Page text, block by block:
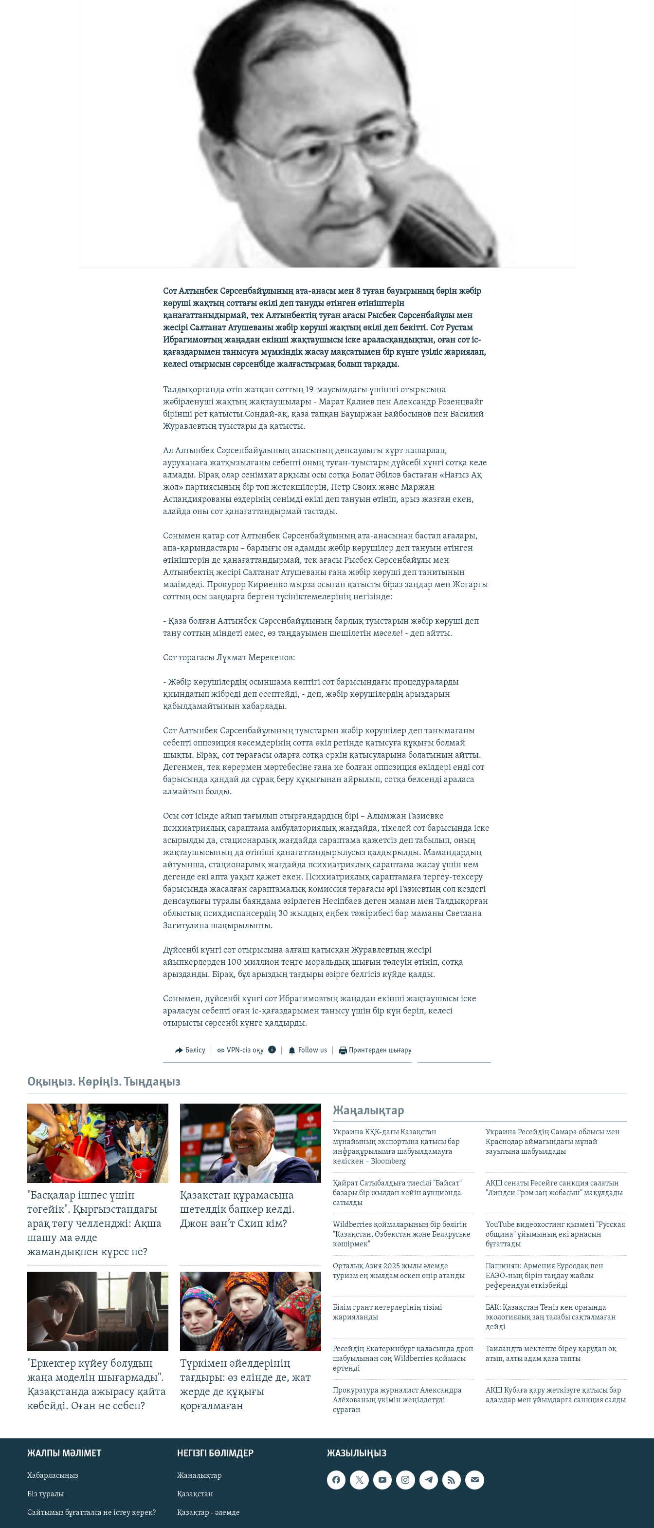
Русский
Сот Алтынбек Сәрсенбайұлының ата-анасы мен 8 туған бауырының бәрін жәбір
көруші жақтың соттағы өкілі деп тануды өтінген өтініштерін
қанағаттаныдырмай, тек Алтынбектің туған ағасы Рысбек Сәрсенбайұлы мен
жесірі Салтанат Атушеваны жәбір көруші жақтың өкілі деп бекітті. Сот Рустам
Ибрагимовтың жаңадан екінші жақтаушысы іске араласқандықтан, оған сот іс-
қағаздарымен танысуға мүмкіндік жасау мақсатымен бір күнге үзіліс жариялап,
келесі отырысын сәрсенбіде жалғастырмақ болып тарқады.
Талдықорғанда өтіп жатқан соттың 19-маусымдағы үшінші отырысына
жәбірленуші жақтың жақтаушылары - Марат Қалиев пен Александр Розенцвайг
бірінші рет қатысты.Сондай-ақ, қаза тапқан Бауыржан Байбосынов пен Василий
Журавлевтың туыстары да қатысты.
Ал Алтынбек Сәрсенбайұлының анасының денсаулығы күрт нашарлап,
ауруханаға жатқызылғаны себепті оның туған-туыстары дүйсебі күнгі сотқа келе
алмады. Бірақ олар сенімхат арқылы осы сотқа Болат Әбілов бастаған «Нағыз Ақ
жол» партиясының бір топ жетекшілерін, Петр Своик және Маржан
Аспандиярованы өздерінің сенімді өкілі деп тануын өтініп, арыз жазған екен,
алайда оны сот қанағаттандырмай тастады.
Сонымен қатар сот Алтынбек Сәрсенбайұлының ата-анасынан бастап ағалары,
апа-қарындастары – барлығы он адамды жәбір көрушілер деп тануын өтінген
өтініштерін де қанағаттандырмай, тек ағасы Рысбек Сәрсенбайұлы мен
Алтынбектің жесірі Салтанат Атушеваны ғана жәбір көруші деп танитынын
мәлімдеді. Прокурор Кириенко мырза осыған қатысты біраз заңдар мен Жоғарғы
соттың осы заңдарға берген түсініктемелерінің негізінде:
- Қаза болған Алтынбек Сәрсенбайұлының барлық туыстарын жәбір көруші деп
тану соттың міндеті емес, өз таңдауымен шешілетін мәселе! - деп айтты.
Сот төрағасы Лұхмат Мерекенов:
- Жәбір көрушілердің осыншама көптігі сот барысындағы процедураларды
қиындатып жібреді деп есептейді, - деп, жәбір көрушілердің арыздарын
қабылдамайтынын хабарлады.
Сот Алтынбек Сәрсенбайұлының туыстарын жәбір көрушілер деп танымағаны
себепті оппозиция көсемдерінің сотта өкіл ретінде қатысуға құқығы болмай
шықты. Бірақ, сот төрағасы оларға сотқа еркін қатысуларына болатынын айтты.
Дегенмен, тек көрермен мәртебесіне ғана ие болған оппозиция өкілдері енді сот
барысында қандай да сұрақ беру құқығынан айрылып, сотқа белсенді араласа
алмайтын болды.
Осы сот ісінде айып тағылып отырғандардың бірі – Алымжан Газиевке
психиатриялық сараптама амбулаториялық жағдайда, тікелей сот барысында іске
асырылды да, стационарлық жағдайда сараптама қажетсіз деп табылып, оның
жақтаушысының да өтініші қанағаттандырылусыз қалдырылды. Мамандардың
айтуынша, стационарлық жағдайда психиатриялық сараптама жасау үшін кем
дегенде екі апта уақыт қажет екен. Психиатриялық сараптамаға тергеу-тексеру
барысында жасалған сараптамалық комиссия төрағасы әрі Газиевтың сол кездегі
денсаулығы туралы баяндама әзірлеген Несіпбаев деген маман мен Талдықорған
облыстық психдиспансердің 30 жылдық еңбек тәжірибесі бар маманы Светлана
Загитулина шақырылыпты.
Дүйсенбі күнгі сот отырысына алғаш қатысқан Журавлевтың жесірі
айыпкерлерден 100 миллион теңге моральдық шығын төлеуін өтініп, сотқа
арызданды. Бірақ, бұл арыздың тағдыры әзірге белгісіз күйде қалды.
Сонымен, дүйсенбі күнгі сот Ибрагимовтың жаңадан екінші жақтаушысы іске
араласуы себепті оған іс-қағаздарымен танысу үшін бір күн беріп, келесі
отырысты сәрсенбі күнге қалдырды.
Бөлісу VPN-сіз оқу Follow us Принтерден шығару
Оқыңыз. Көріңіз. Тыңдаңыз
"Басқалар ішпес үшін
төгейік". Қырғызстандағы
арақ төгу челленджі: Ақша
шашу ма әлде
жамандықпен күрес пе?
Қазақстан құрамасына
шетелдік бапкер келді.
Джон ван’т Схип кім?
"Еркектер күйеу болудың
жаңа моделін шығармады".
Қазақстанда ажырасу қайта
көбейді. Оған не себеп?
Түркімен әйелдерінің
тағдыры: өз елінде де, жат
жерде де құқығы
қорғалмаған
Жаңалықтар
Украина КҚК-дағы Қазақстан
мұнайының экспортына қатысы бар
инфрақұрылымға шабуылдамауға
келіскен – Bloomberg
Украина Ресейдің Самара облысы мен
Краснодар аймағындағы мұнай
зауытына шабуылдады
Қайрат Сатыбалдыға тиесілі "Байсат"
базары бір жылдан кейін аукционда
сатылды
АҚШ сенаты Ресейге санкция салатын
"Линдси Грэм заң жобасын" мақұлдады
Wildberries қоймаларының бір бөлігін
"Қазақстан, Өзбекстан және Беларуське
көшірмек"
YouTube видеохостинг қызметі "Русская
община" ұйымының екі арнасын
бұғаттады
Орталық Азия 2025 жылы әлемде
туризм ең жылдам өскен өңір атанды
Пашинян: Армения Еуроодақ пен
ЕАЭО-ның бірін таңдау жайлы
референдум өткізбейді
Білім грант иегерлерінің тізімі
жарияланды
БАҚ: Қазақстан Теңіз кен орнында
экологиялық заң талабы сақталмаған
дейді
Ресейдің Екатеринбург қаласында дрон
шабуылынан соң Wildberries қоймасы
өртенді
Таиландта мектепте біреу қарудан оқ
атып, алты адам қаза тапты
Прокуратура журналист Александра
Алёхованың үкімін жеңілдетуді
сұраған
АҚШ Кубаға қару жеткізуге қатысы бар
адамдар мен ұйымдарға санкция салды
ЖАЗЫЛЫҢЫЗ
ЖАЛПЫ МӘЛІМЕТ
Хабарласыңыз
Біз туралы
Сайтымыз бұғатталса не істеу керек?
НЕГІЗГІ БӨЛІМДЕР
Жаңалықтар
Қазақстан
Қазақтар - әлемде